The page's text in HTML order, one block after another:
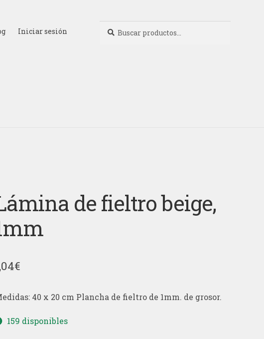
Iniciar sesión
por:
de fieltro beige,
€
40 x 20 cm Plancha de fieltro de 1mm. de grosor.
159 disponibles